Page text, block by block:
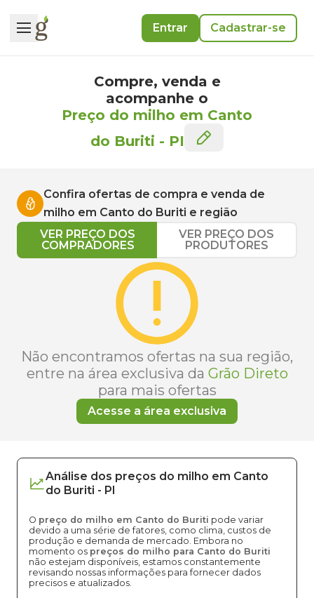
Entrar Cadastrar-se
Compre, venda e
acompanhe o
Preço do milho em Canto
do Buriti - PI
Confira ofertas de compra e venda de
milho em Canto do Buriti e região
VER PREÇO DOS
COMPRADORES
VER PREÇO DOS
PRODUTORES
Não encontramos ofertas na sua região,
entre na área exclusiva da Grão Direto
para mais ofertas
Acesse a área exclusiva
Análise dos preços do milho em Canto
do Buriti - PI
O preço do milho em Canto do Buriti pode variar
devido a uma série de fatores, como clima, custos de
produção e demanda de mercado. Embora no
momento os preços do milho para Canto do Buriti
não estejam disponíveis, estamos constantemente
revisando nossas informações para fornecer dados
precisos e atualizados.